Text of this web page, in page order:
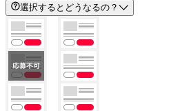
選択するとどうなるの？